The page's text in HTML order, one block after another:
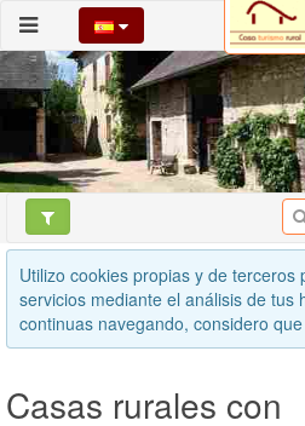
Utilizo cookies propias y de terceros
servicios mediante el análisis de tus
continuas navegando, considero
Casas rurales con